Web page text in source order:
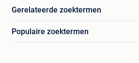
Gerelateerde zoektermen
Populaire zoektermen